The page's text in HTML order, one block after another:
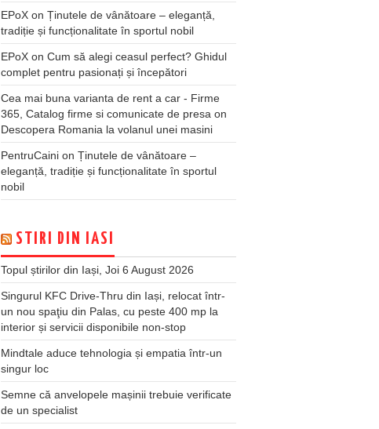
EPoX on Ținutele de vânătoare – eleganță,
tradiție și funcționalitate în sportul nobil
EPoX on Cum să alegi ceasul perfect? Ghidul
complet pentru pasionați și începători
Cea mai buna varianta de rent a car - Firme
365, Catalog firme si comunicate de presa on
Descopera Romania la volanul unei masini
PentruCaini on Ținutele de vânătoare –
eleganță, tradiție și funcționalitate în sportul
nobil
STIRI DIN IASI
Topul știrilor din Iași, Joi 6 August 2026
Singurul KFC Drive-Thru din Iași, relocat într-
un nou spaţiu din Palas, cu peste 400 mp la
interior și servicii disponibile non-stop
Mindtale aduce tehnologia și empatia într-un
singur loc
Semne că anvelopele mașinii trebuie verificate
de un specialist